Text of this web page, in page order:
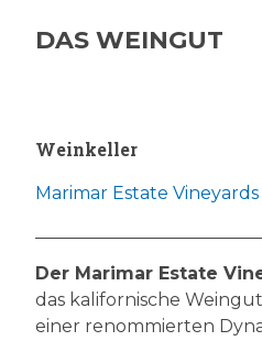
DAS WEINGUT
Weinkeller
Marimar Estate
Der Marimar Estate
das kalifornische
einer renommierten